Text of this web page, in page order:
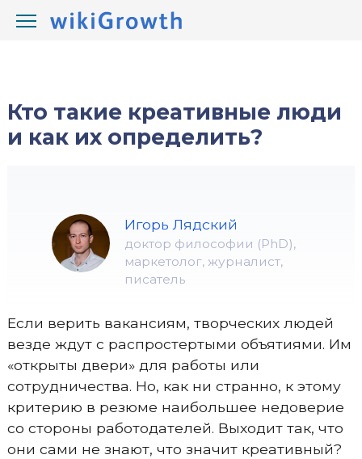
wikiGrowth.com / Развитие /
Кто такие креативные люди
и как их определить?
Игорь Лядский
доктор философии (PhD),
маркетолог, журналист,
писатель
Если верить вакансиям, творческих людей
везде ждут с распростертыми объятиями. Им
«открыты двери» для работы или
сотрудничества. Но, как ни странно, к этому
критерию в резюме наибольшее недоверие
со стороны работодателей. Выходит так, что
они сами не знают, что значит креативный?